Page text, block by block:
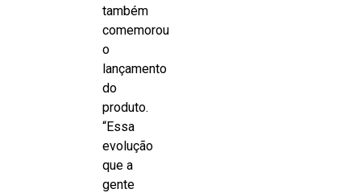
também
comemorou
o
lançamento
do
produto.
“Essa
evolução
que a
gente